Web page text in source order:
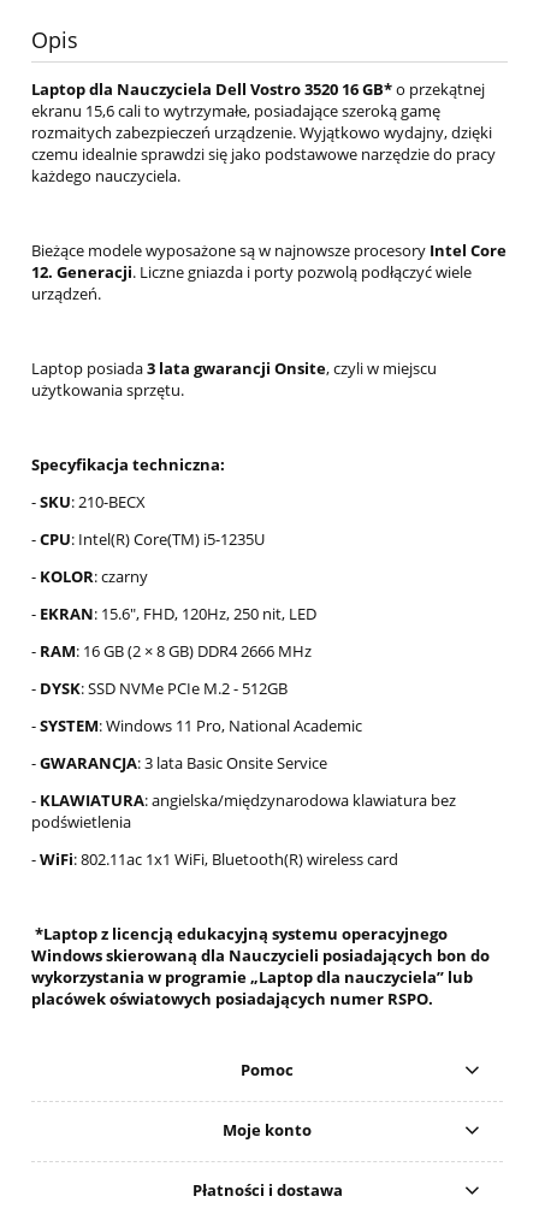
Opis
Laptop dla Nauczyciela Dell Vostro 3520 16 GB*o przekątnej
ekranu 15,6 cali to wytrzymałe, posiadające szeroką gamę
rozmaitych zabezpieczeń urządzenie. Wyjątkowo wydajny, dzięki
czemu idealnie sprawdzi się jako podstawowe narzędzie do pracy
każdego nauczyciela.
Bieżące modele wyposażone są w najnowsze procesory Intel Core
12. Generacji. Liczne gniazda i porty pozwolą podłączyć wiele
urządzeń.
Laptop posiada3 lata gwarancji Onsite, czyli w miejscu
użytkowania sprzętu.
Specyfikacja techniczna:
-SKU: 210-BECX
-CPU: Intel(R) Core(TM) i5-1235U
- KOLOR: czarny
- EKRAN: 15.6", FHD, 120Hz, 250 nit, LED
- RAM: 16 GB (2 × 8 GB) DDR4 2666 MHz
- DYSK: SSD NVMe PCIe M.2 - 512GB
-SYSTEM: Windows 11 Pro, National Academic
-GWARANCJA: 3 lata Basic Onsite Service
- KLAWIATURA: angielska/międzynarodowa klawiatura bez
podświetlenia
-WiFi: 802.11ac 1x1 WiFi, Bluetooth(R) wireless card
*Laptop z licencją edukacyjną systemu operacyjnego
Windows skierowaną dla Nauczycieli posiadających bon do
wykorzystania w programie „Laptop dla nauczyciela” lub
placówek oświatowych posiadających numer RSPO.
Pomoc
Moje konto
Płatności i dostawa